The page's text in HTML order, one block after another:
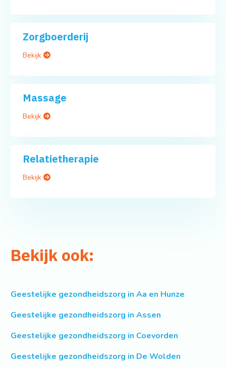
Zorgboerderij
Bekijk
Massage
Bekijk
Relatietherapie
Bekijk
Bekijk ook:
Geestelijke gezondheidszorg in Aa en Hunze
Geestelijke gezondheidszorg in Assen
Geestelijke gezondheidszorg in Coevorden
Geestelijke gezondheidszorg in De Wolden